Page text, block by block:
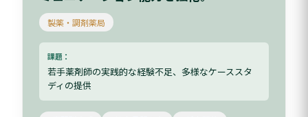
製薬・調剤薬局
課題：
若手薬剤師の実践的な経験不足、多様なケーススタ
ディの提供